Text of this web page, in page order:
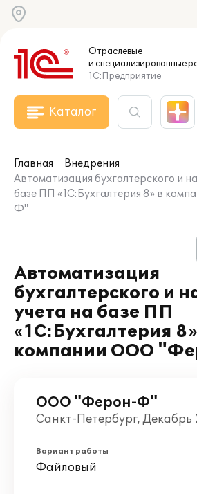
Отраслевые
и специализированные
1С:Предприятие
Каталог
Главная
Внедрения
Автоматизация бухгалтерского и
базе ПП «1C:Бухгалтерия 8» в
Ф"
Автоматизация
бухгалтерского и
учета на базе ПП
«1C:Бухгалтерия
компании ООО
ООО "Ферон-Ф"
Санкт-Петербург, Декабрь
Вариант работы
Файловый